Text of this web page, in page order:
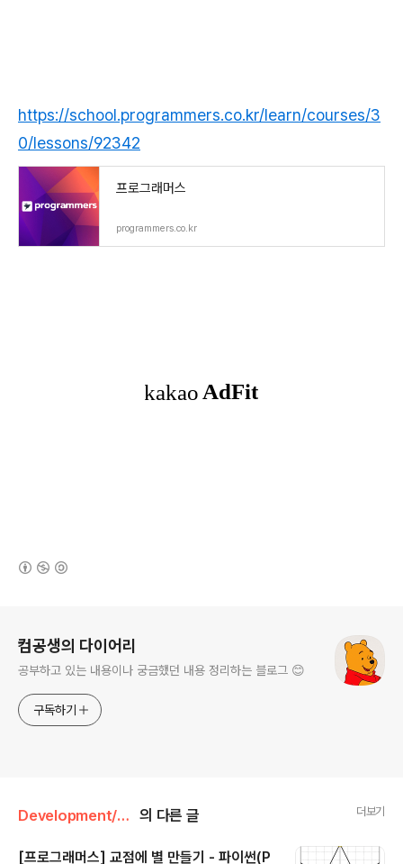
https://school.programmers.co.kr/learn/courses/3
0/lessons/92342
프로그래머스
programmers.co.kr
컴공생의 다이어리
공부하고 있는 내용이나 궁금했던 내용 정리하는 블로그 😊
구독하기
Development/Algorithm & Coding Test 의 다른 글 더보기
[프로그래머스] 교점에 별 만들기 - 파이썬(P